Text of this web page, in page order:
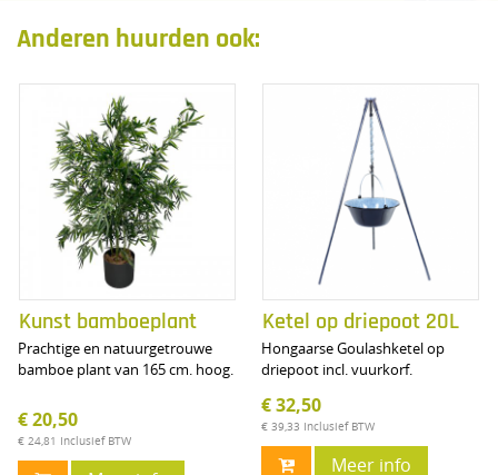
Anderen huurden ook:
Kunst bamboeplant
Prachtige en natuurgetrouwe
bamboe plant van 165 cm. hoog.
€ 20,50
€ 24,81 Inclusief BTW
Ketel op driepoot 20L
Hongaarse Goulashketel op
driepoot incl. vuurkorf.
€ 32,50
€ 39,33 Inclusief BTW
Meer info